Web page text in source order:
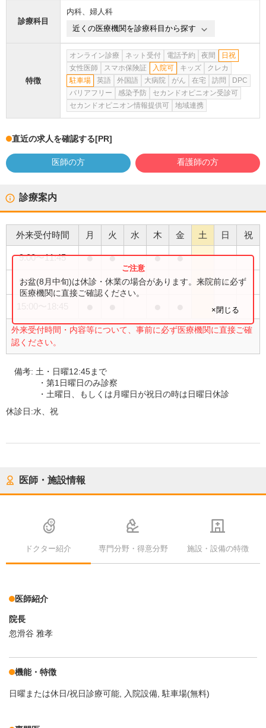
診療科目
内科、 婦人科
近くの医療機関を診療科目から探す
特徴
オンライン診療 ネット受付 電話予約 夜間
日祝
女性医師
スマホ保険証 入院可 キッズ
クレカ
駐車場
英語 外国語 大病院 がん 在宅 訪問
DPC
バリアフリー
感染予防
セカンドオピニオン受診可
セカンドオピニオン情報提供可
地域連携
直近の求人を確認する[PR]
医師の方 看護師の方
診療案内
外来受付時間 月 火 水 木 金 土 日 祝
9:00〜11:45 ● ● ● ●
9:00〜12:30 ● ●
外来受付時間・内容等について、事前に必ず医療機関に直接ご確
認ください。
お盆(8月中旬)は休診・休業の場合があります。来院前に必ず
医療機関に直接ご確認ください。
×閉じる
備考: 土・日曜12:45まで
・第1日曜日のみ診察
・土曜日、もしくは月曜日が祝日の時は日曜日休診
休診日:水、祝
医師・施設情報
ドクター紹介 専門分野・得意分野 施設・設備の特徴
医師紹介
院長
忽滑谷 雅孝
機能・特徴
日曜または休日/祝日診療可能 入院設備 駐車場(無料)